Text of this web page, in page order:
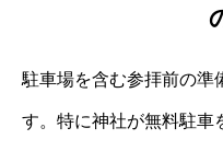
駐車場を含む参拝前の準
す。特に神社が無料駐車